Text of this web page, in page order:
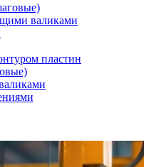
валиками
пластин